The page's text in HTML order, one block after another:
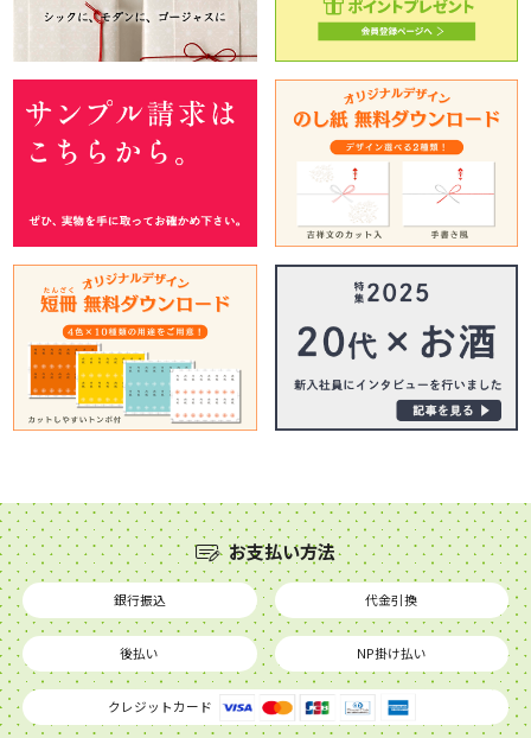
お支払い方法
銀行振込 代金引換
後払い NP掛け払い
クレジットカード